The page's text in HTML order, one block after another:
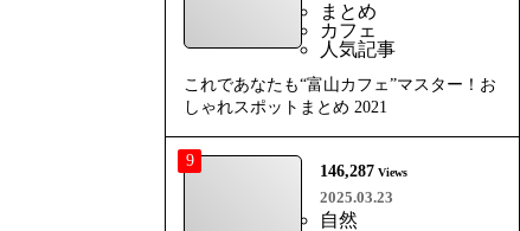
まとめ
カフェ
人気記事
これであなたも“富山カフェ”マスター！お
しゃれスポットまとめ 2021
9
146,287 Views
2025.03.23
自然